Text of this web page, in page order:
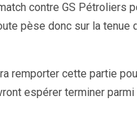
contre GS Pétroliers
pèse donc sur la tenue
remporter cette partie
espérer terminer